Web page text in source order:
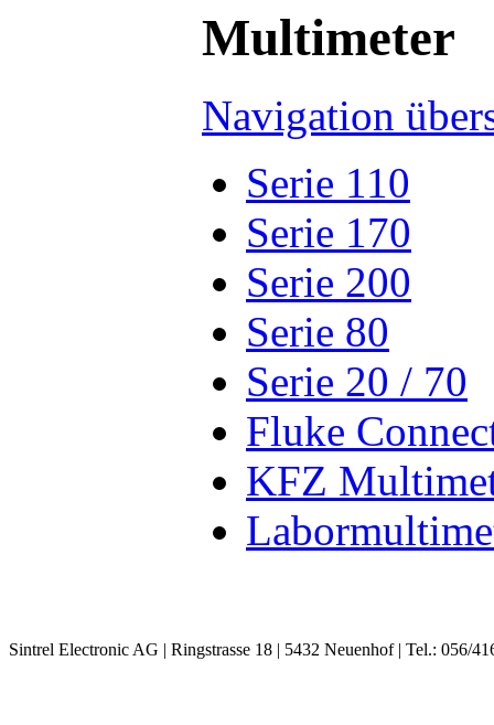
Multimeter
Navigation
Serie 110
Serie 170
Serie 200
Serie 80
Serie 20 / 70
Fluke
KFZ
Sintrel Electronic AG | Ringstrasse 18 | 5432 Neuenhof | Tel.: 056/